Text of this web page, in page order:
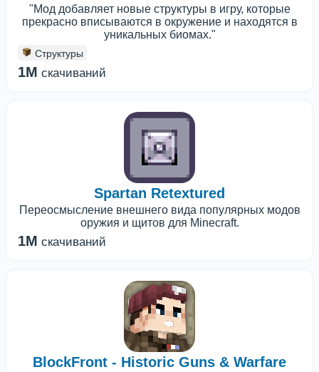
"Мод добавляет новые структуры в игру, которые
прекрасно вписываются в окружение и находятся в
уникальных биомах."
Структуры
1M скачиваний
Spartan Retextured
Переосмысление внешнего вида популярных модов
оружия и щитов для Minecraft.
1M скачиваний
BlockFront - Historic Guns & Warfare